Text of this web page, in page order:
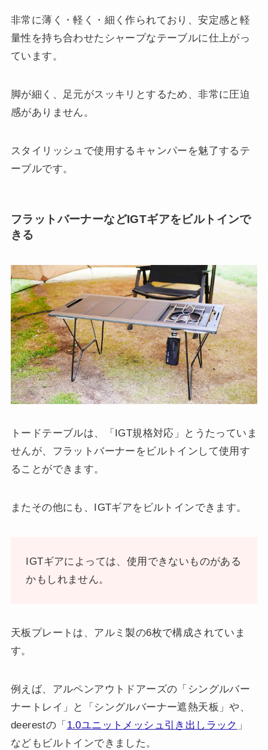
非常に薄く・軽く・細く作られており、安定感と軽
量性を持ち合わせたシャープなテーブルに仕上がっ
ています。
脚が細く、足元がスッキリとするため、非常に圧迫
感がありません。
スタイリッシュで使用するキャンパーを魅了するテ
ーブルです。
フラットバーナーなどIGTギアをビルトインで
きる
トードテーブルは、「IGT規格対応」とうたっていま
せんが、フラットバーナーをビルトインして使用す
ることができます。
またその他にも、IGTギアをビルトインできます。
IGTギアによっては、使用できないものがある
かもしれません。
天板プレートは、アルミ製の6枚で構成されていま
す。
例えば、アルペンアウトドアーズの「シングルバー
ナートレイ」と「シングルバーナー遮熱天板」や、
deerestの「 1.0ユニットメッシュ引き出しラック 」
などもビルトインできました。